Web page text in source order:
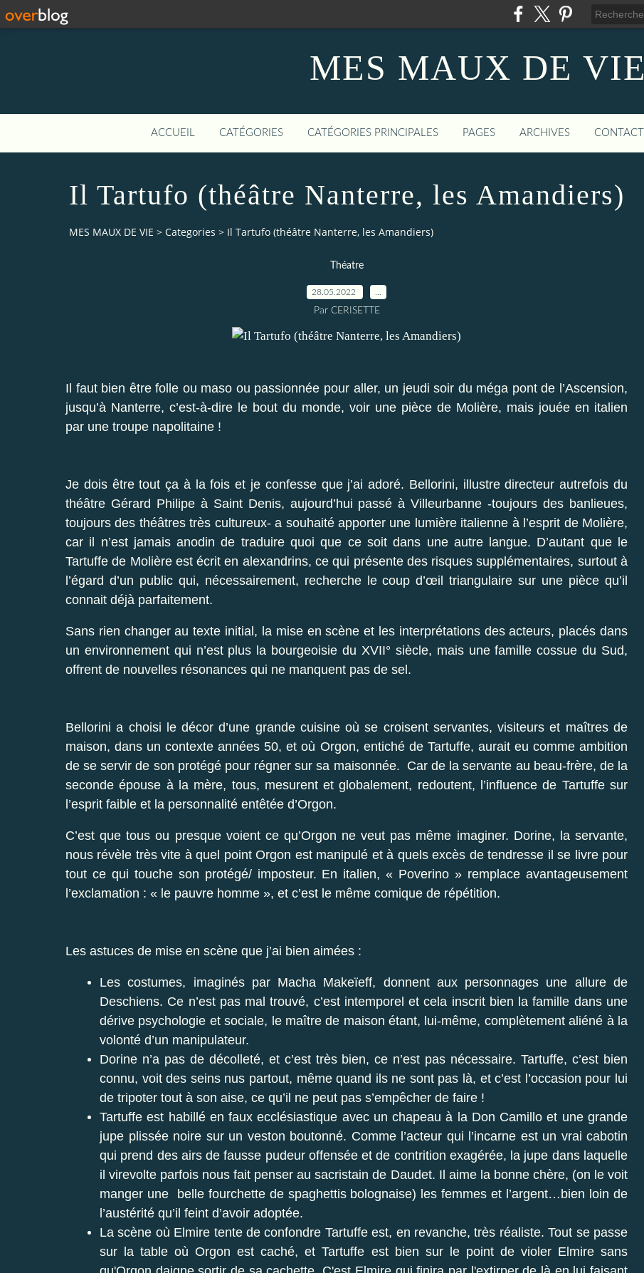
MES MAUX DE VIE
ACCUEIL CATÉGORIES CATÉGORIES PRINCIPALES PAGES ARCHIVES CONTACT
Il Tartufo (théâtre Nanterre, les Amandiers)
MES MAUX DE VIE > Categories > Il Tartufo (théâtre Nanterre, les Amandiers)
Théatre
28.05.2022
Par CERISETTE
Il faut bien être folle ou maso ou passionnée pour aller, un jeudi soir du méga pont de l’Ascension,
jusqu’à Nanterre, c’est-à-dire le bout du monde, voir une pièce de Molière, mais jouée en italien
par une troupe napolitaine !
Je dois être tout ça à la fois et je confesse que j’ai adoré. Bellorini, illustre directeur autrefois du
théâtre Gérard Philipe à Saint Denis, aujourd’hui passé à Villeurbanne -toujours des banlieues,
toujours des théâtres très cultureux- a souhaité apporter une lumière italienne à l’esprit de Molière,
car il n’est jamais anodin de traduire quoi que ce soit dans une autre langue. D’autant que le
Tartuffe de Molière est écrit en alexandrins, ce qui présente des risques supplémentaires, surtout à
l’égard d’un public qui, nécessairement, recherche le coup d’œil triangulaire sur une pièce qu’il
connait déjà parfaitement.
Sans rien changer au texte initial, la mise en scène et les interprétations des acteurs, placés dans
un environnement qui n’est plus la bourgeoisie du XVII° siècle, mais une famille cossue du Sud,
offrent de nouvelles résonances qui ne manquent pas de sel.
Bellorini a choisi le décor d’une grande cuisine où se croisent servantes, visiteurs et maîtres de
maison, dans un contexte années 50, et où Orgon, entiché de Tartuffe, aurait eu comme ambition
de se servir de son protégé pour régner sur sa maisonnée. Car de la servante au beau-frère, de la
seconde épouse à la mère, tous, mesurent et globalement, redoutent, l’influence de Tartuffe sur
l’esprit faible et la personnalité entêtée d’Orgon.
C’est que tous ou presque voient ce qu’Orgon ne veut pas même imaginer. Dorine, la servante,
nous révèle très vite à quel point Orgon est manipulé et à quels excès de tendresse il se livre pour
tout ce qui touche son protégé/ imposteur. En italien, « Poverino » remplace avantageusement
l’exclamation : « le pauvre homme », et c’est le même comique de répétition.
Les astuces de mise en scène que j’ai bien aimées :
Les costumes, imaginés par Macha Makeïeff, donnent aux personnages une allure de
Deschiens. Ce n’est pas mal trouvé, c’est intemporel et cela inscrit bien la famille dans une
dérive psychologie et sociale, le maître de maison étant, lui-même, complètement aliéné à la
volonté d’un manipulateur.
Dorine n’a pas de décolleté, et c’est très bien, ce n’est pas nécessaire. Tartuffe, c’est bien
connu, voit des seins nus partout, même quand ils ne sont pas là, et c’est l’occasion pour lui
de tripoter tout à son aise, ce qu’il ne peut pas s’empêcher de faire !
Tartuffe est habillé en faux ecclésiastique avec un chapeau à la Don Camillo et une grande
jupe plissée noire sur un veston boutonné. Comme l’acteur qui l’incarne est un vrai cabotin
qui prend des airs de fausse pudeur offensée et de contrition exagérée, la jupe dans laquelle
il virevolte parfois nous fait penser au sacristain de Daudet. Il aime la bonne chère, (on le voit
manger une belle fourchette de spaghettis bolognaise) les femmes et l’argent…bien loin de
l’austérité qu’il feint d’avoir adoptée.
La scène où Elmire tente de confondre Tartuffe est, en revanche, très réaliste. Tout se passe
sur la table où Orgon est caché, et Tartuffe est bien sur le point de violer Elmire sans